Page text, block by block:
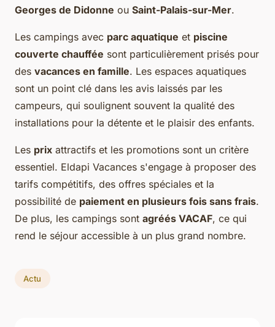
Georges de Didonne ou Saint-Palais-sur-Mer.
Les campings avec parc aquatique et piscine
couverte chauffée sont particulièrement prisés pour
des vacances en famille. Les espaces aquatiques
sont un point clé dans les avis laissés par les
campeurs, qui soulignent souvent la qualité des
installations pour la détente et le plaisir des enfants.
Les prix attractifs et les promotions sont un critère
essentiel. Eldapi Vacances s'engage à proposer des
tarifs compétitifs, des offres spéciales et la
possibilité de paiement en plusieurs fois sans frais.
De plus, les campings sont agréés VACAF, ce qui
rend le séjour accessible à un plus grand nombre.
Actu